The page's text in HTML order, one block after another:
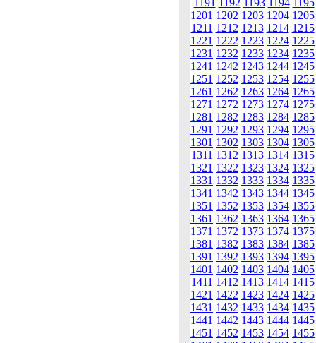
1191 1192 1193 1194 1195
1201 1202 1203 1204 1205
1211 1212 1213 1214 1215
1221 1222 1223 1224 1225
1231 1232 1233 1234 1235
1241 1242 1243 1244 1245
1251 1252 1253 1254 1255
1261 1262 1263 1264 1265
1271 1272 1273 1274 1275
1281 1282 1283 1284 1285
1291 1292 1293 1294 1295
1301 1302 1303 1304 1305
1311 1312 1313 1314 1315
1321 1322 1323 1324 1325
1331 1332 1333 1334 1335
1341 1342 1343 1344 1345
1351 1352 1353 1354 1355
1361 1362 1363 1364 1365
1371 1372 1373 1374 1375
1381 1382 1383 1384 1385
1391 1392 1393 1394 1395
1401 1402 1403 1404 1405
1411 1412 1413 1414 1415
1421 1422 1423 1424 1425
1431 1432 1433 1434 1435
1441 1442 1443 1444 1445
1451 1452 1453 1454 1455